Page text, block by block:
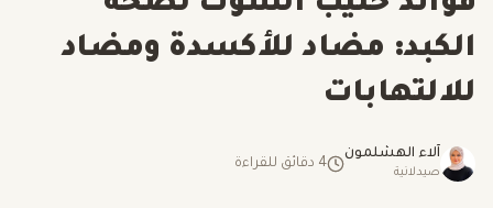
الكبد: مضاد للأكسدة ومضاد
للالتهابات
آلاء الهشلمون
صيدلانية
4 دقائق للقراءة